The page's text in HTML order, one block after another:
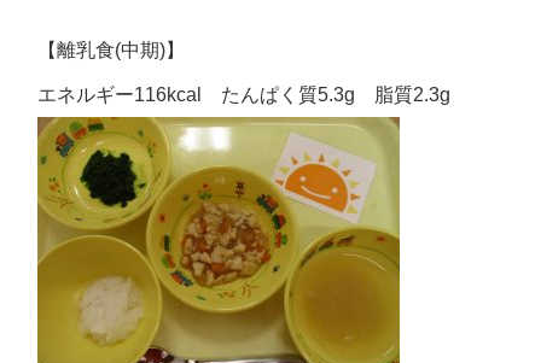
【離乳食(中期)】
エネルギー116kcal たんぱく質5.3g 脂質2.3g